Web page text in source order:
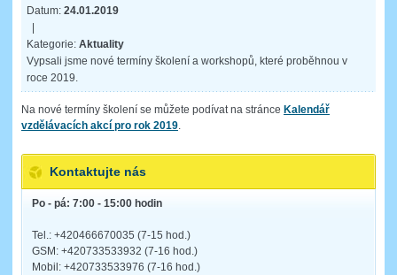
Datum: 24.01.2019
Kategorie: Aktuality
Vypsali jsme nové termíny školení a workshopů, které proběhnou v
roce 2019.
Na nové termíny školení se můžete podívat na stránce Kalendář
vzdělávacích akcí pro rok 2019
Kontaktujte nás
Po - pá: 7:00 - 15:00 hodin
Tel.: +420466670035 (7-15 hod.)
GSM: +420733533932 (7-16 hod.)
Mobil: +420733533976 (7-16 hod.)